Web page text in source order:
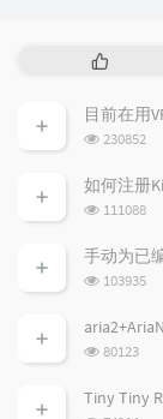
P
p
u
a
r
r
t
c
l
s
目前在用
浏
次
数:
230852
如何注册
浏
次
数:
111088
手动为已
浏
次
数:
103935
浏
次
数:
80123
Tiny Tiny